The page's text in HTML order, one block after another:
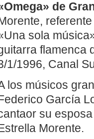
de
sola
flamenca
1/1996, Canal
los músicos
García
su
Morente.